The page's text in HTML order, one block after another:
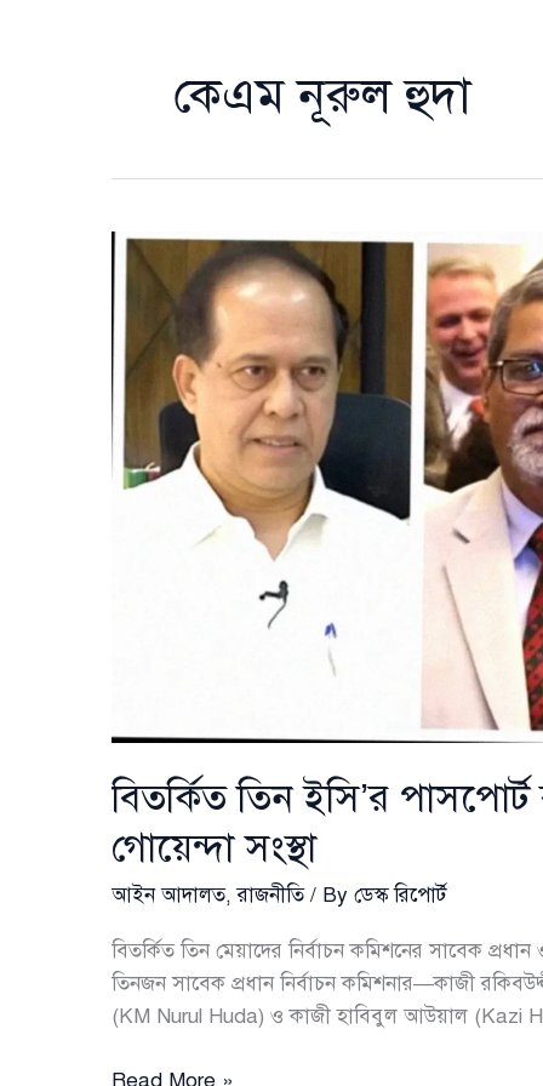
কেএম নূরুল হুদা
বিতর্কিত তিন ইসি’র
গোয়েন্দা সংস্থা
আইন আদালত,রাজনীতি/ By ডেস্ক রিপোর্ট
বিতর্কিত তিন মেয়াদের নির্বাচন কমিশনের সাবেক
তিনজন সাবেক প্রধান নির্বাচন কমিশনার—কাজী
(KM Nurul Huda) ও কাজী হাবিবুল আউয়াল
বিতর্কিত
Read More »